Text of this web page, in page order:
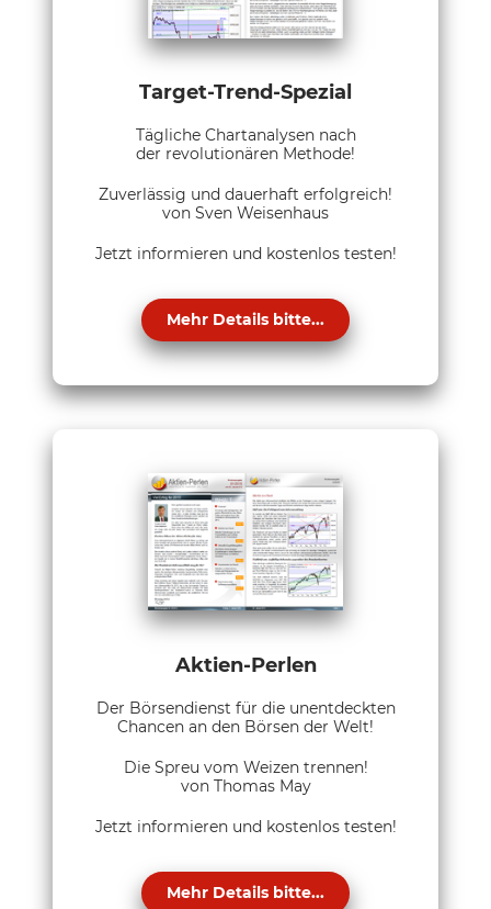
Target-Trend-Spezial
Tägliche Chartanalysen nach
der revolutionären Methode!
Zuverlässig und dauerhaft erfolgreich!
von Sven Weisenhaus
Jetzt informieren und kostenlos testen!
Mehr Details bitte...
Aktien-Perlen
Der Börsendienst für die unentdeckten
Chancen an den Börsen der Welt!
Die Spreu vom Weizen trennen!
von Thomas May
Jetzt informieren und kostenlos testen!
Mehr Details bitte...